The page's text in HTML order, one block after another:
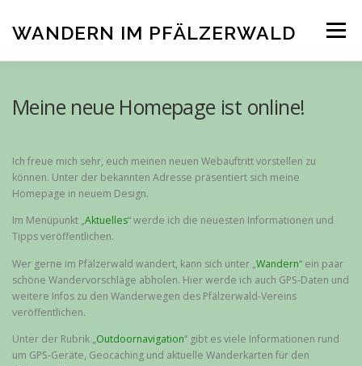
springen
WANDERN IM PFÄLZERWALD Menü
Meine neue Homepage ist online!
Ich freue mich sehr, euch meinen neuen Webauftritt vorstellen zu
können. Unter der bekannten Adresse präsentiert sich meine
Homepage in neuem Design.
Im Menüpunkt „Aktuelles“ werde ich die neuesten Informationen und
Tipps veröffentlichen.
Wer gerne im Pfälzerwald wandert, kann sich unter „Wandern“ ein paar
schöne Wandervorschläge abholen. Hier werde ich auch GPS-Daten und
weitere Infos zu den Wanderwegen des Pfälzerwald-Vereins
veröffentlichen.
Unter der Rubrik „Outdoornavigation“ gibt es viele Informationen rund
um GPS-Geräte, Geocaching und aktuelle Wanderkarten für den